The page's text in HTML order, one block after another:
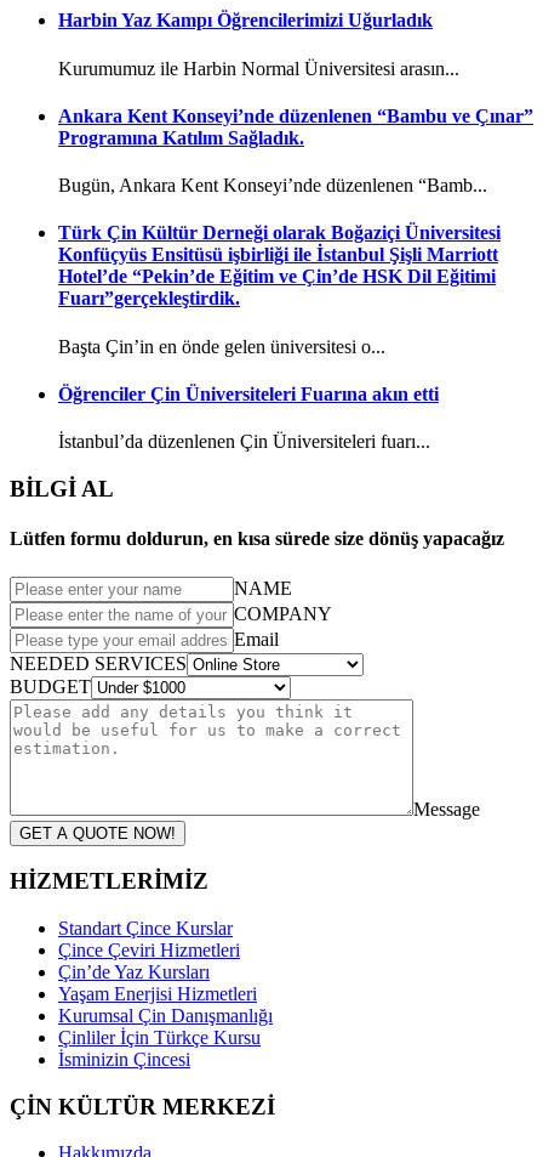
Harbin Yaz Kampı Öğrencilerimizi Uğurladık
Kurumumuz ile Harbin Normal Üniversitesi arasın...
Ankara Kent Konseyi’nde düzenlenen “Bambu ve Çınar”
Programına Katılım Sağladık.
Bugün, Ankara Kent Konseyi’nde düzenlenen “Bamb...
Türk Çin Kültür Derneği olarak Boğaziçi Üniversitesi
Konfüçyüs Ensitüsü işbirliği ile İstanbul Şişli Marriott
Hotel’de “Pekin’de Eğitim ve Çin’de HSK Dil Eğitimi
Fuarı”gerçekleştirdik.
Başta Çin’in en önde gelen üniversitesi o...
Öğrenciler Çin Üniversiteleri Fuarına akın etti
İstanbul’da düzenlenen Çin Üniversiteleri fuarı...
BİLGİ AL
Lütfen formu doldurun, en kısa sürede size dönüş yapacağız
NAME
COMPANY
Email
NEEDED SERVICES
BUDGET
Message
GET A QUOTE NOW!
HİZMETLERİMİZ
Standart Çince Kurslar
Çince Çeviri Hizmetleri
Çin’de Yaz Kursları
Yaşam Enerjisi Hizmetleri
Kurumsal Çin Danışmanlığı
Çinliler İçin Türkçe Kursu
İsminizin Çincesi
ÇİN KÜLTÜR MERKEZİ